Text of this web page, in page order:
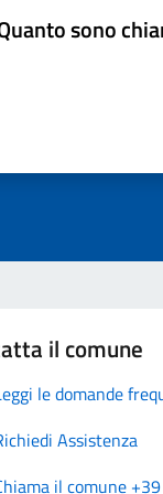
sono
il comune
le domande
Assistenza
il comune